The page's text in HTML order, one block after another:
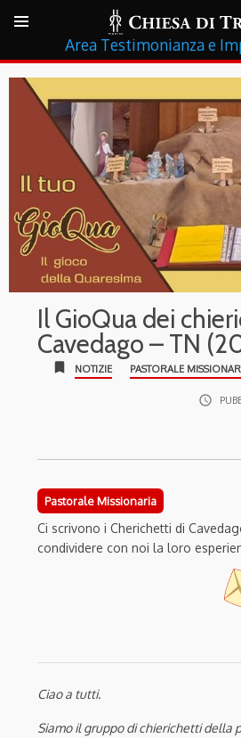
Testimonianza e
Il GioQua dei
Cavedago – TN
bookmark NOTIZIE PASTORALE
access_time
Pastorale Missionaria
Ci scrivono i Cherichetti di
condividere con noi la loro
Ciao a tutti.
Siamo il gruppo di chierichetti della